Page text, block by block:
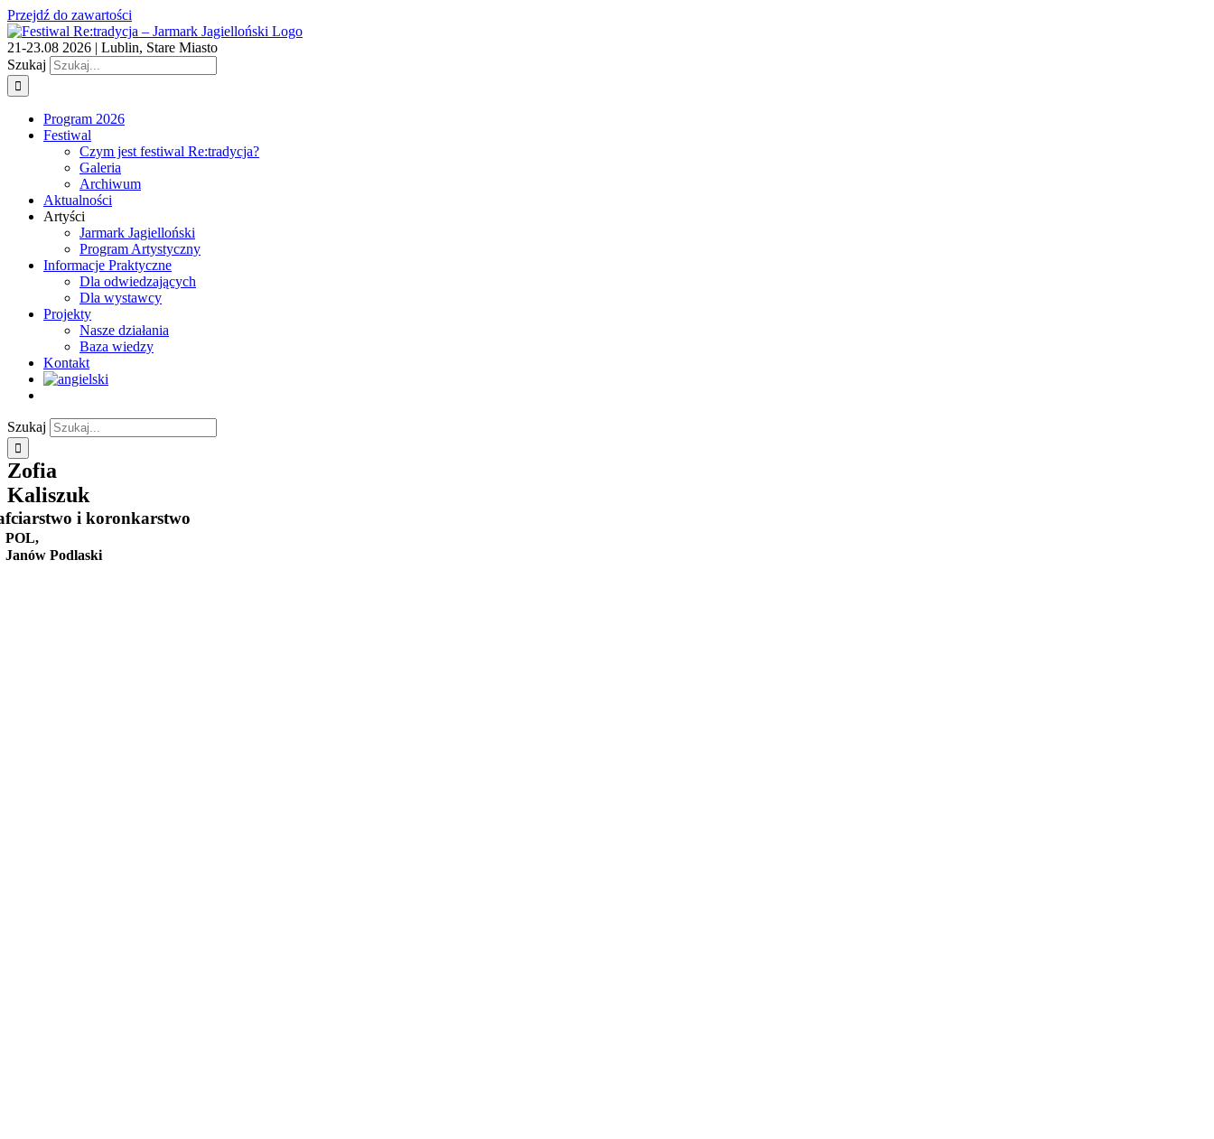
Przejdź do zawartości
21-23.08 2026 | Lublin, Stare Miasto
Szukaj
Program 2026
Festiwal
Czym jest festiwal Re:tradycja?
Galeria
Archiwum
Aktualności
Artyści
Jarmark Jagielloński
Program Artystyczny
Informacje Praktyczne
Dla odwiedzających
Dla wystawcy
Projekty
Nasze działania
Baza wiedzy
Kontakt
Szukaj
Zofia
Kaliszuk
i koronkarstwo
POL,
Janów Podlaski